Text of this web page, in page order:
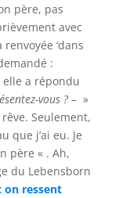
père, pas
avec
‘dans
:
a répondu
vous ?– »
rêve. Seulement,
que j’ai eu. Je
père « . Ah,
du Lebensborn
ressent